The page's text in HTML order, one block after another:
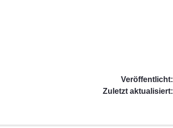
Veröffentlicht:
Zuletzt aktualisiert: